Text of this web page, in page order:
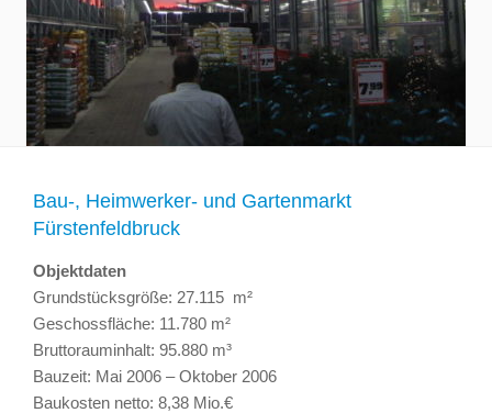
Bau-, Heimwerker- und Gartenmarkt
Fürstenfeldbruck
Objektdaten
Grundstücksgröße: 27.115 m²
Geschossfläche: 11.780 m²
Bruttorauminhalt: 95.880 m³
Bauzeit: Mai 2006 – Oktober 2006
Baukosten netto: 8,38 Mio.€